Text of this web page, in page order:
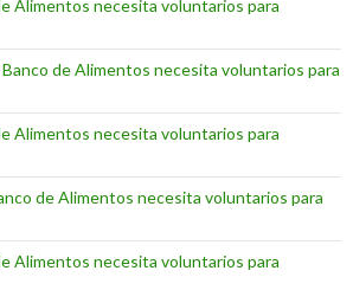
Alimentos necesita voluntarios para
Banco de Alimentos necesita voluntarios para
Alimentos necesita voluntarios para
de Alimentos necesita voluntarios para
Alimentos necesita voluntarios para